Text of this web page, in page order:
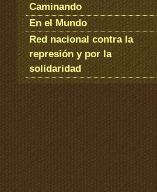
Caminando
En el Mundo
Red nacional contra la
represión y por la
solidaridad